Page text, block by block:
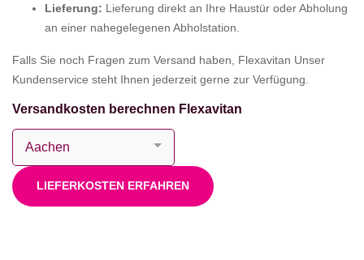
Lieferung: Lieferung direkt an Ihre Haustür oder Abholung
an einer nahegelegenen Abholstation.
Falls Sie noch Fragen zum Versand haben, Flexavitan Unser
Kundenservice steht Ihnen jederzeit gerne zur Verfügung.
Versandkosten berechnen Flexavitan
LIEFERKOSTEN ERFAHREN